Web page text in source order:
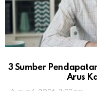
3 Sumber
Arus